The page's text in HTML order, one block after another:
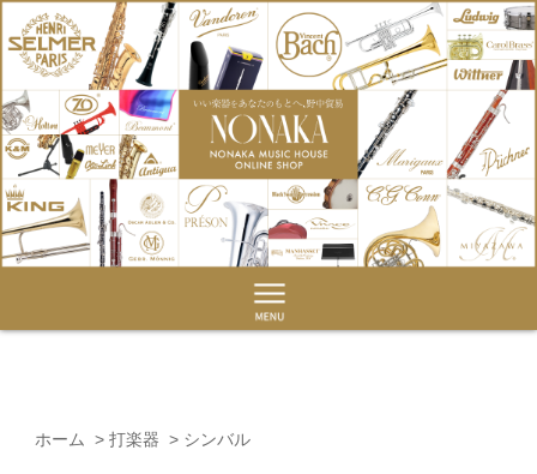
ホーム > 打楽器 > シンバル